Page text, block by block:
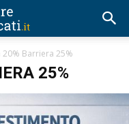
Barriera 25%
25%